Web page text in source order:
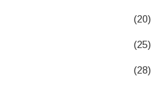
(20)
(25)
(28)